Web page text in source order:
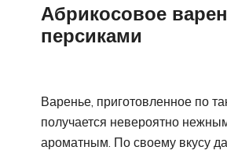
Абрикосовое
персиками
Варенье, приготовленное по
получается невероятно
ароматным. По своему вкусу